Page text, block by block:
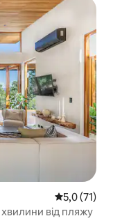
Середня
5,0 (71)
від пляжу